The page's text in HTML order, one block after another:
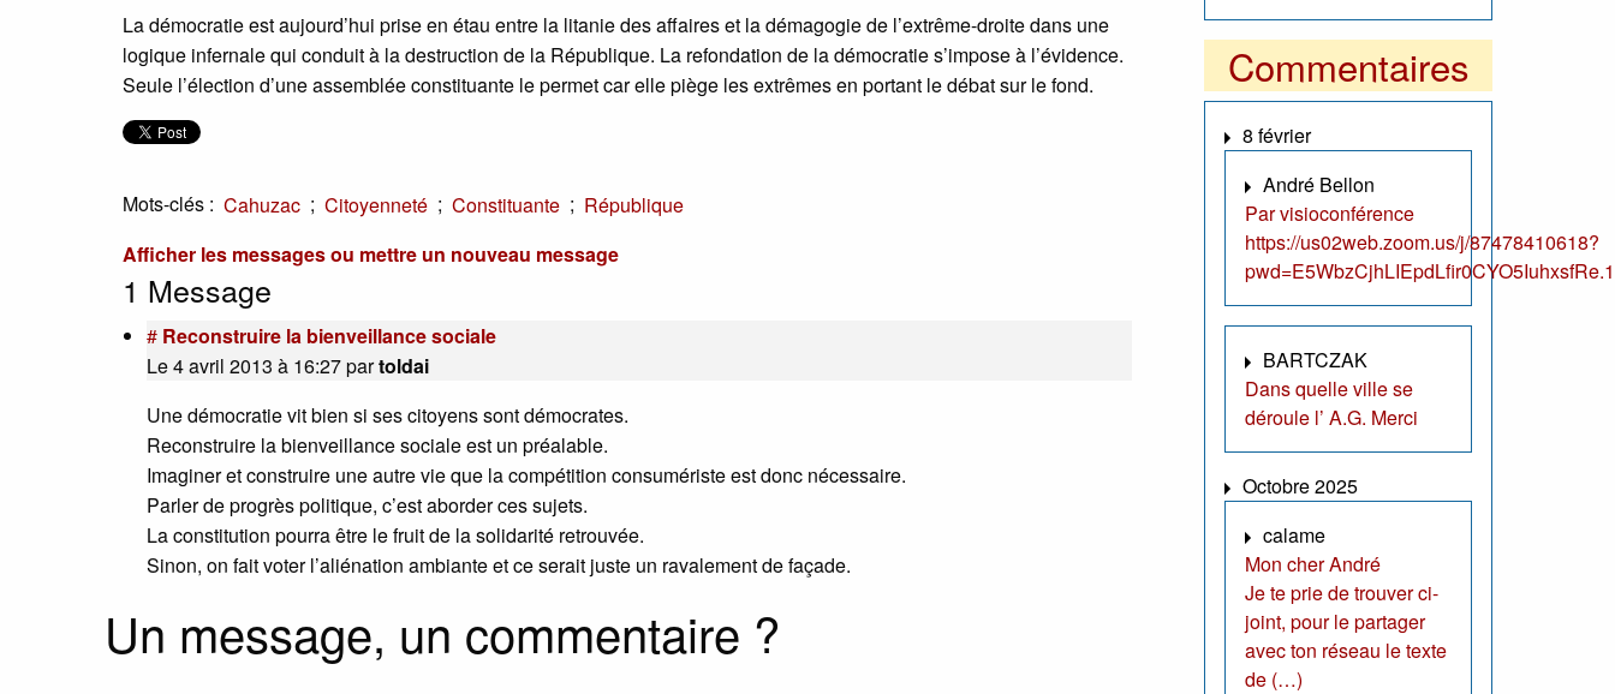
La démocratie est aujourd’hui prise en étau entre la litanie des affaires et la démagogie de l’extrême-droite dans une
logique infernale qui conduit à la destruction de la République. La refondation de la démocratie s’impose à l’évidence.
Seule l’élection d’une assemblée constituante le permet car elle piège les extrêmes en portant le débat sur le fond.
Mots-clés : Cahuzac ; Citoyenneté ; Constituante ; République
Afficher les messages ou mettre un nouveau message
1 Message
# Reconstruire la bienveillance sociale
Le 4 avril 2013 à 16:27partoldai
Une démocratie vit bien si ses citoyens sont démocrates.
Reconstruire la bienveillance sociale est un préalable.
Imaginer et construire une autre vie que la compétition consumériste est donc nécessaire.
Parler de progrès politique, c’est aborder ces sujets.
La constitution pourra être le fruit de la solidarité retrouvée.
Sinon, on fait voter l’aliénation ambiante et ce serait juste un ravalement de façade.
Un message, un commentaire ?
Commentaires
8 février
André Bellon
Par visioconférence
https://us02web.zoom.us/j/87478410618?
BARTCZAK
Dans quelle ville se
déroule l’ A.G. Merci
Octobre 2025
calame
Mon cher André
Je te prie de trouver ci-
joint, pour le partager
avec ton réseau le texte
de (…)